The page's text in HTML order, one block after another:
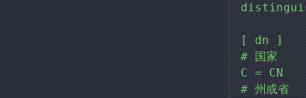
[ dn ]
# 国家
C = CN
# 州或省